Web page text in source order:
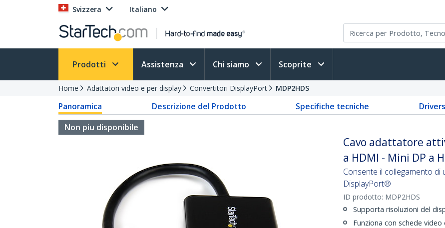
Svizzera Italiano
Prodotti Assistenza Chi siamo Scoprite
Home Adattatori video e per display Convertitori DisplayPort MDP2HDS
Panoramica Descrizione del Prodotto Specifiche tecniche
Non piu disponibile
Cavo adattatore
a HDMI - Mini DP a
Consente il collegamento
DisplayPort®
ID prodotto: MDP2HDS
Supporta risoluzioni del
Funziona con schede